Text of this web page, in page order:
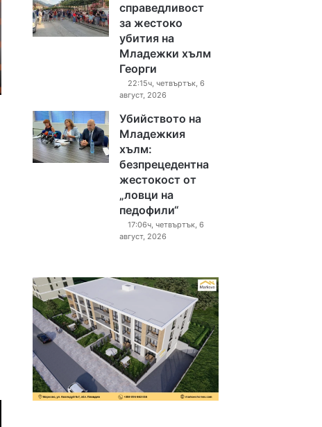
справедливост
за жестоко
убития на
Младежки хълм
Георги
22:15ч, четвъртък, 6
август, 2026
Убийството на
Младежкия
хълм:
безпрецедентна
жестокост от
„ловци на
педофили“
17:06ч, четвъртък, 6
август, 2026